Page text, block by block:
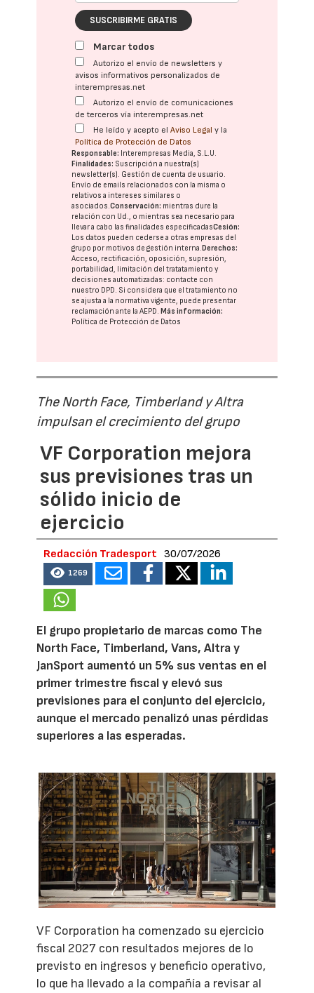
SUSCRIBIRME GRATIS
Marcar todos
Autorizo el envío de newsletters y
avisos informativos personalizados de
interempresas.net
Autorizo el envío de comunicaciones
de terceros vía interempresas.net
He leído y acepto elAviso Legal y la
Política de Protección de Datos
Responsable: Interempresas Media, S.L.U.
Finalidades: Suscripción a nuestra(s)
newsletter(s). Gestión de cuenta de usuario.
Envío de emails relacionados con la misma o
relativos a intereses similares o
asociados.Conservación: mientras dure la
relación con Ud., o mientras sea necesario para
llevar a cabo las finalidades especificadasCesión:
Los datos pueden cederse a otras empresas del
grupo por motivos de gestión interna.Derechos:
Acceso, rectificación, oposición, supresión,
portabilidad, limitación del tratatamiento y
decisiones automatizadas: contacte con
nuestro DPD. Si considera que el tratamiento no
se ajusta a la normativa vigente, puede presentar
reclamación ante laAEPD.Más información:
Política de Protección de Datos
The North Face, Timberland y Altra
impulsan el crecimiento del grupo
VF Corporation mejora
sus previsiones tras un
sólido inicio de
ejercicio
Redacción Tradesport 30/07/2026
1269
El grupo propietario de marcas como The
North Face, Timberland, Vans, Altra y
JanSport aumentó un 5% sus ventas en el
primer trimestre fiscal y elevó sus
previsiones para el conjunto del ejercicio,
aunque el mercado penalizó unas pérdidas
superiores a las esperadas.
VF Corporation ha comenzado su ejercicio
fiscal 2027 con resultados mejores de lo
previsto en ingresos y beneficio operativo,
lo que ha llevado a la compañía a revisar al